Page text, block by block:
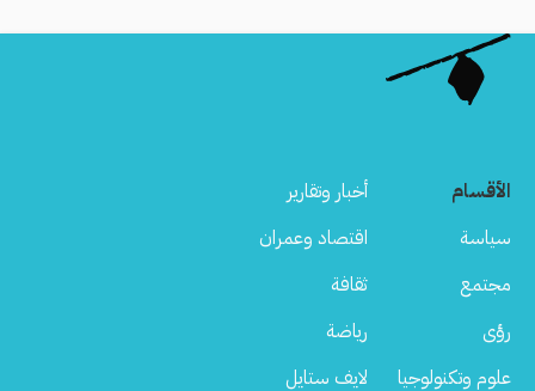
الأقسام
أخبار وتقارير
سياسة
اقتصاد وعمران
مجتمع
ثقافة
رؤى
رياضة
علوم وتكنولوجيا
لايف ستايل